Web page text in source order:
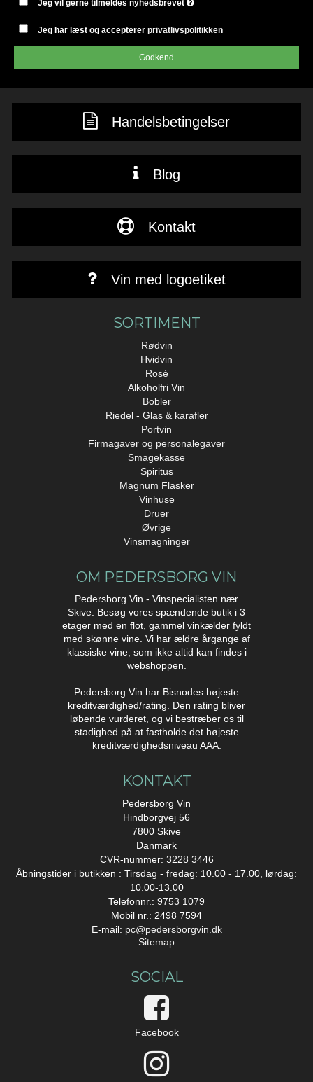
Jeg vil gerne tilmeldes nyhedsbrevet
Jeg har læst og acceptererprivatlivspolitikken
Godkend
Handelsbetingelser
Blog
Kontakt
Vin med logoetiket
SORTIMENT
Rødvin
Hvidvin
Rosé
Alkoholfri Vin
Bobler
Riedel - Glas & karafler
Portvin
Firmagaver og personalegaver
Smagekasse
Spiritus
Magnum Flasker
Vinhuse
Druer
Øvrige
Vinsmagninger
OM PEDERSBORG VIN
Pedersborg Vin - Vinspecialisten nær
Skive. Besøg vores spændende butik i 3
etager med en flot, gammel vinkælder fyldt
med skønne vine. Vi har ældre årgange af
klassiske vine, som ikke altid kan findes i
webshoppen.
Pedersborg Vin har Bisnodes højeste
kreditværdighed/rating. Den rating bliver
løbende vurderet, og vi bestræber os til
stadighed på at fastholde det højeste
kreditværdighedsniveau AAA.
KONTAKT
Pedersborg Vin
Hindborgvej 56
7800 Skive
Danmark
CVR-nummer: 3228 3446
Åbningstider i butikken : Tirsdag - fredag: 10.00 - 17.00, lørdag:
10.00-13.00
Telefonnr.: 9753 1079
Mobil nr.: 2498 7594
E-mail: pc@pedersborgvin.dk
Sitemap
SOCIAL
Facebook